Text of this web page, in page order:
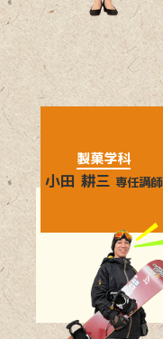
製菓学科
小田 耕三 専任講師